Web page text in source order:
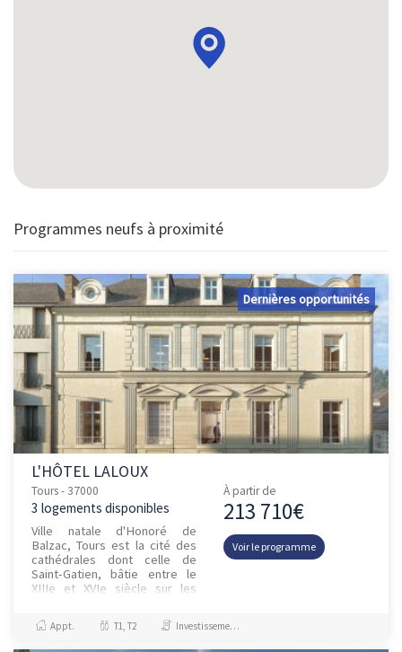
Programmes neufs à proximité
Dernières opportunités
L'HÔTEL LALOUX
Tours - 37000
3 logements disponibles
Ville natale d'Honoré de
Balzac, Tours est la cité des
cathédrales dont celle de
Saint-Gatien, bâtie entre le
XIIIe et XVIe siècle sur les
À partir de
213 710€
Voir le programme
Appt. T1, T2 Investissement et Défiscalisation